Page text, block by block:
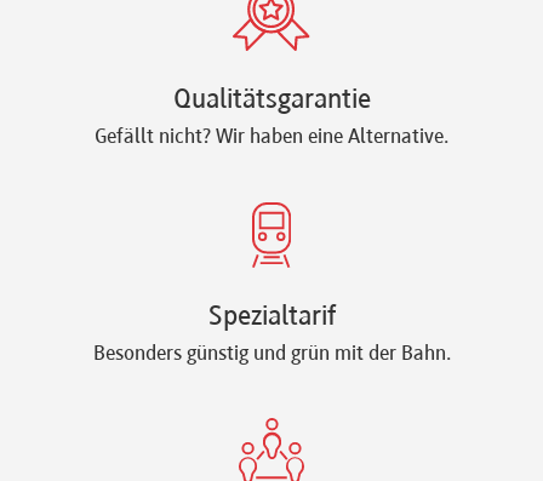
Qualitätsgarantie
Gefällt nicht? Wir haben eine Alternative.
Spezialtarif
Besonders günstig und grün mit der Bahn.